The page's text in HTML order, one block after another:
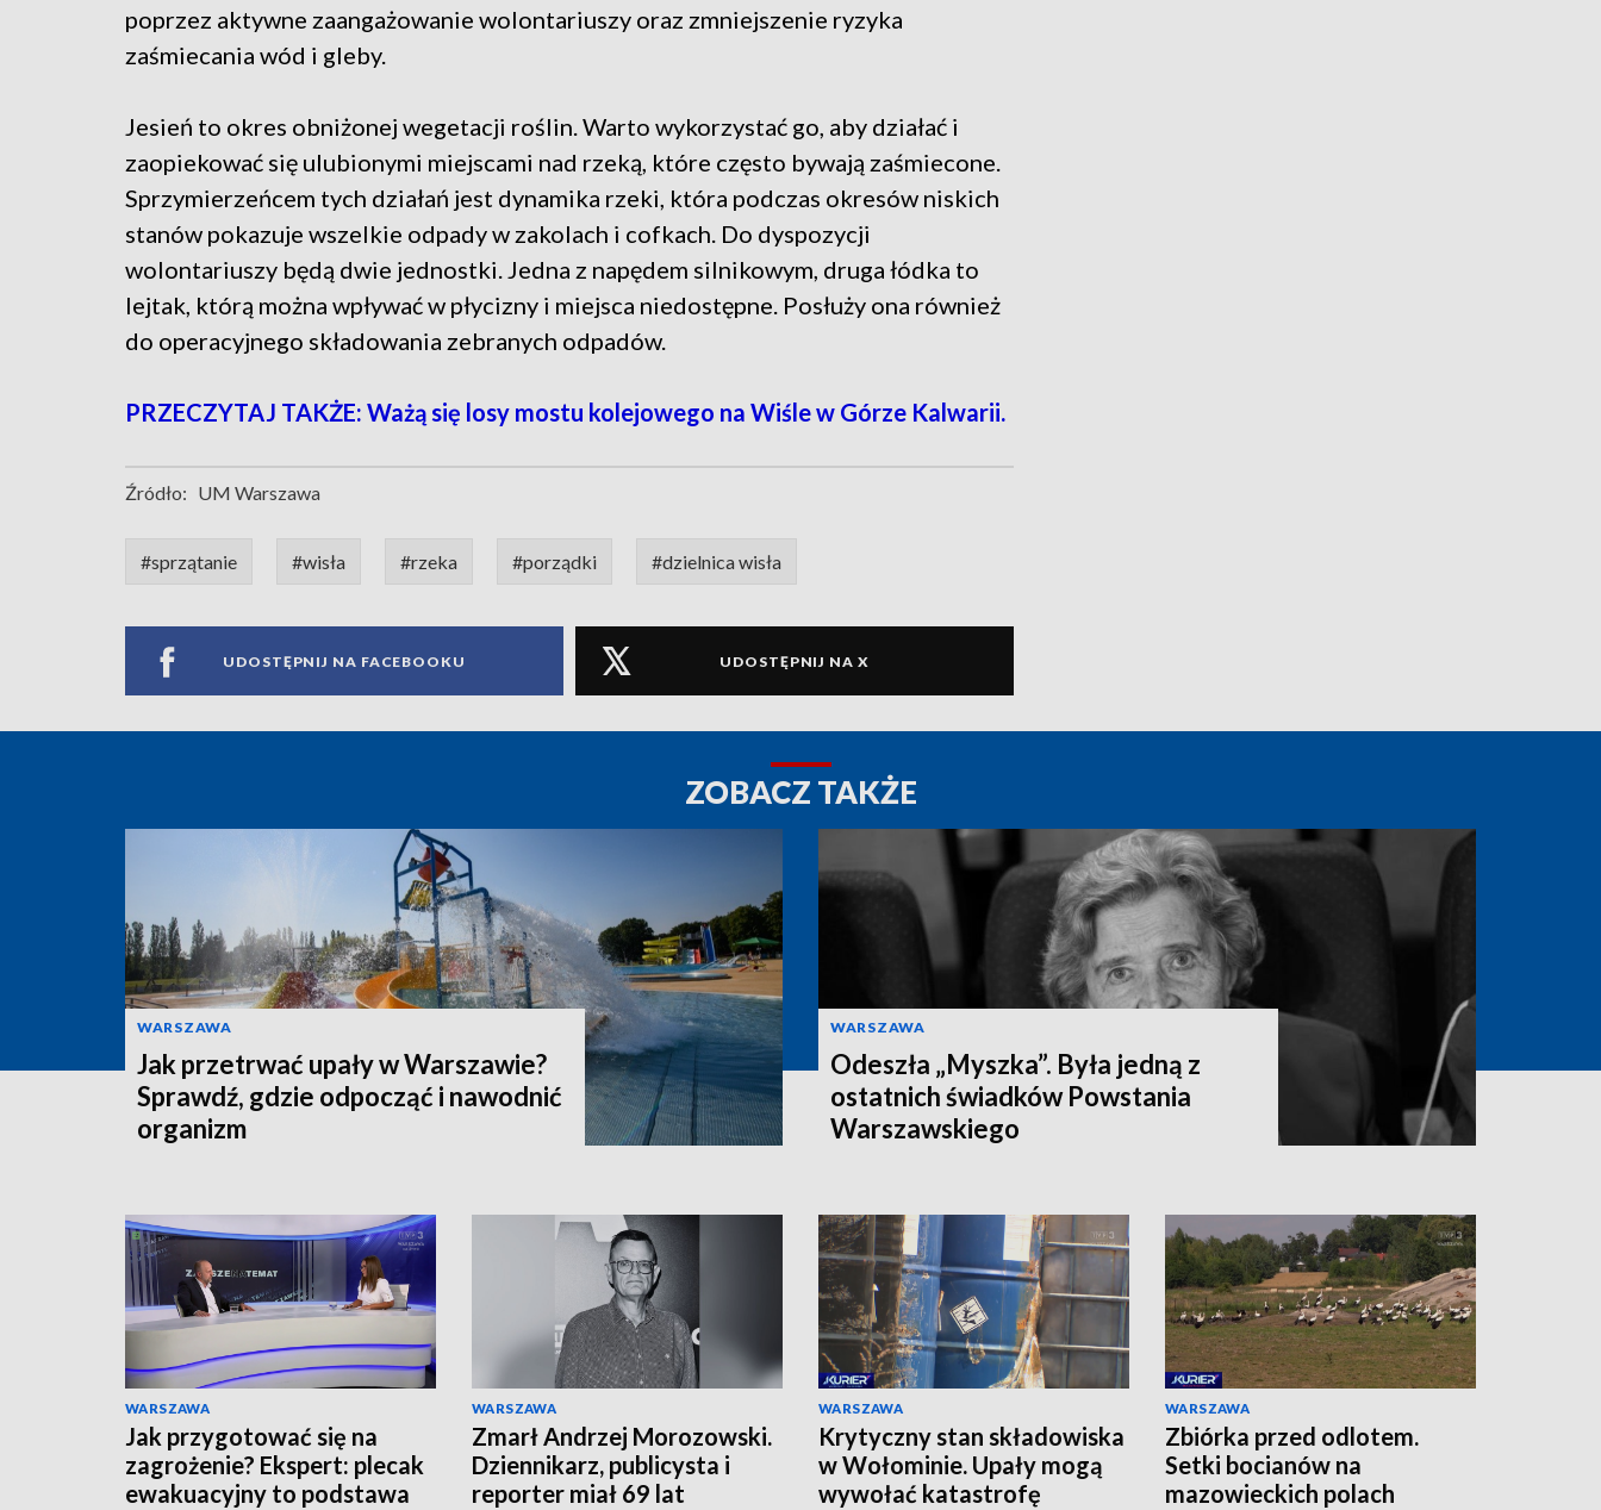
poprzez aktywne zaangażowanie wolontariuszy oraz zmniejszenie ryzyka
zaśmiecania wód i gleby.
Jesień to okres obniżonej wegetacji roślin. Warto wykorzystać go, aby działać i
zaopiekować się ulubionymi miejscami nad rzeką, które często bywają zaśmiecone.
Sprzymierzeńcem tych działań jest dynamika rzeki, która podczas okresów niskich
stanów pokazuje wszelkie odpady w zakolach i cofkach. Do dyspozycji
wolontariuszy będą dwie jednostki. Jedna z napędem silnikowym, druga łódka to
lejtak, którą można wpływać w płycizny i miejsca niedostępne. Posłuży ona również
do operacyjnego składowania zebranych odpadów.
PRZECZYTAJ TAKŻE: Ważą się losy mostu kolejowego na Wiśle w Górze Kalwarii.
Źródło: UM Warszawa
#sprzątanie #wisła #rzeka #porządki #dzielnica wisła
UDOSTĘPNIJ NA FACEBOOKU UDOSTĘPNIJ NA X
ZOBACZ TAKŻE
WARSZAWA
Jak przetrwać upały w Warszawie?
Sprawdź, gdzie odpocząć i nawodnić
organizm
WARSZAWA
Odeszła „Myszka”. Była jedną z
ostatnich świadków Powstania
Warszawskiego
WARSZAWA
Jak przygotować się na
zagrożenie? Ekspert: plecak
ewakuacyjny to podstawa
WARSZAWA
Zmarł Andrzej Morozowski.
Dziennikarz, publicysta i
reporter miał 69 lat
WARSZAWA
Krytyczny stan składowiska
w Wołominie. Upały mogą
wywołać katastrofę
WARSZAWA
Zbiórka przed odlotem.
Setki bocianów na
mazowieckich polach